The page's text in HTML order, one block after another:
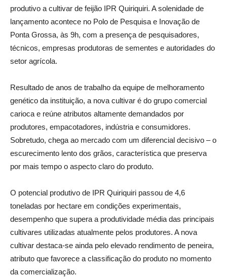
produtivo a cultivar de feijão IPR Quiriquiri. A solenidade de
lançamento acontece no Polo de Pesquisa e Inovação de
Ponta Grossa, às 9h, com a presença de pesquisadores,
técnicos, empresas produtoras de sementes e autoridades do
setor agrícola.
Resultado de anos de trabalho da equipe de melhoramento
genético da instituição, a nova cultivar é do grupo comercial
carioca e reúne atributos altamente demandados por
produtores, empacotadores, indústria e consumidores.
Sobretudo, chega ao mercado com um diferencial decisivo – o
escurecimento lento dos grãos, característica que preserva
por mais tempo o aspecto claro do produto.
O potencial produtivo de IPR Quiriquiri passou de 4,6
toneladas por hectare em condições experimentais,
desempenho que supera a produtividade média das principais
cultivares utilizadas atualmente pelos produtores. A nova
cultivar destaca-se ainda pelo elevado rendimento de peneira,
atributo que favorece a classificação do produto no momento
da comercialização.